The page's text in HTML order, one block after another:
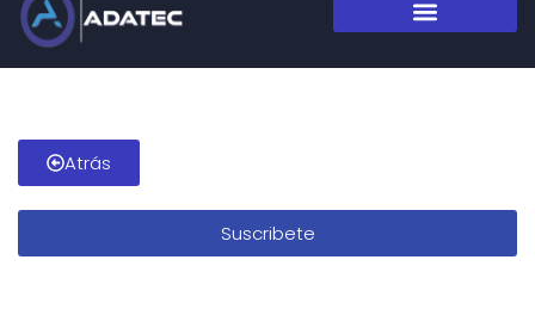
Atrás
Suscribete